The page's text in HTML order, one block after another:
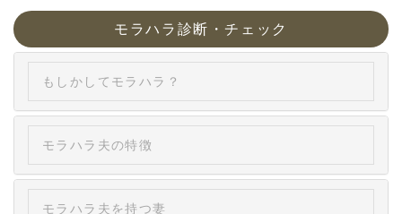
モラハラ診断・チェック
もしかしてモラハラ？
モラハラ夫の特徴
モラハラ夫を持つ妻